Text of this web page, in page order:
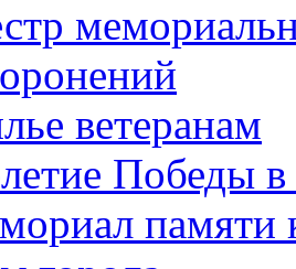
ветеранам
Победы
памяти